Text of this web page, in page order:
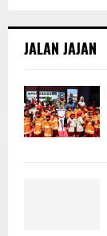
JALAN JAJAN